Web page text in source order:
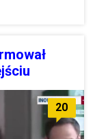
20